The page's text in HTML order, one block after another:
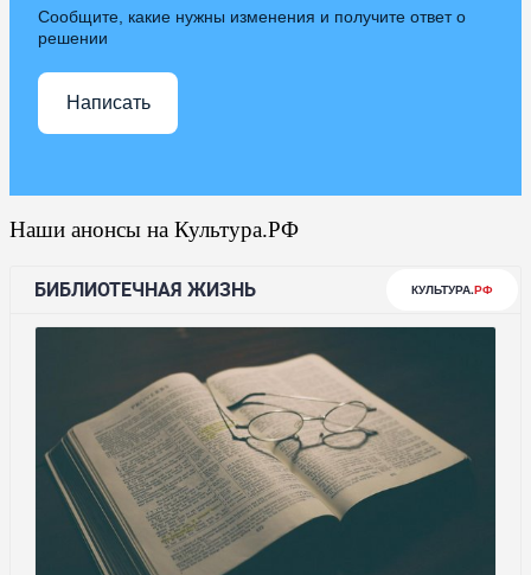
Сообщите, какие нужны изменения и получите ответ о
решении
Написать
Наши анонсы на Культура.РФ